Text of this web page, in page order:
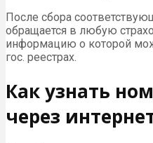
После сбора
обращается в любую
информацию о которой
гос. реестрах.
Как узнать
через